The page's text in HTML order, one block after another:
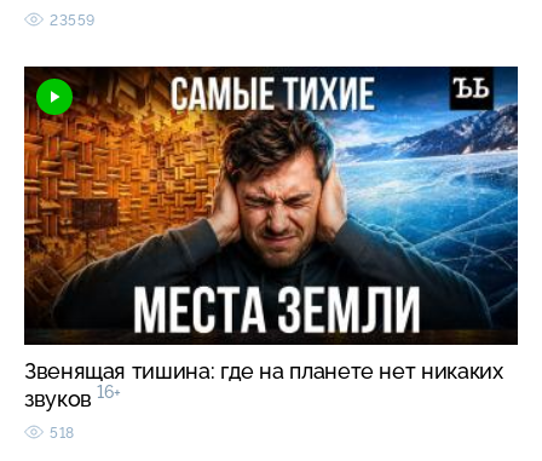
23559
Звенящая тишина: где на планете нет никаких
звуков 16+
518